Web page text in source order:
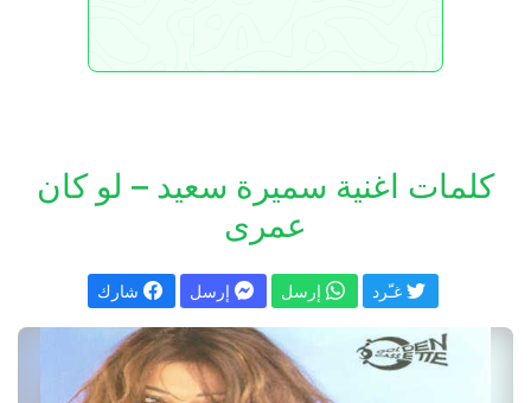
كلمات اغنية سميرة سعيد – لو كان
عمرى